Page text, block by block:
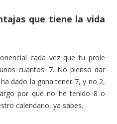
que tiene la vida
cada vez que tu prole
cuantos: 7. No pienso dar
dado la gana tener 7, y no 2,
por qué no he tenido 8 o
calendario, ya sabes.